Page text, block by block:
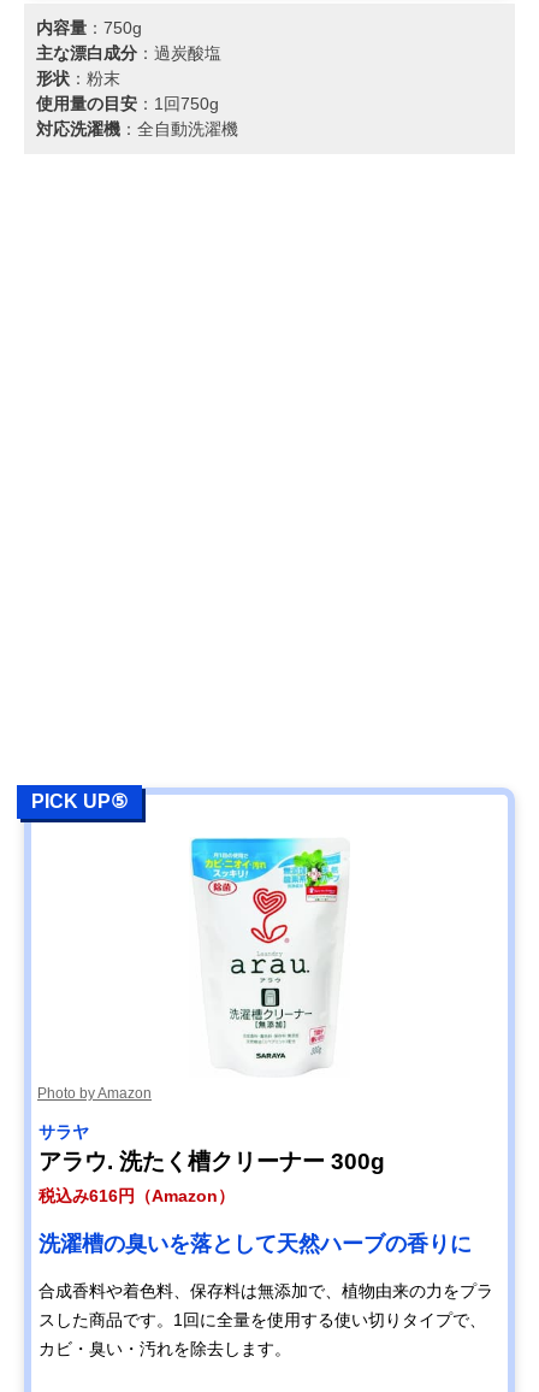
内容量 ：750g
主な漂白成分 ：過炭酸塩
形状 ：粉末
使用量の目安 ：1回750g
対応洗濯機 ：全自動洗濯機
PICK UP⑤
Photo by Amazon
サラヤ
アラウ. 洗たく槽クリーナー 300g
税込み616円（Amazon）
洗濯槽の臭いを落として天然ハーブの香りに
合成香料や着色料、保存料は無添加で、植物由来の力をプラ
スした商品です。1回に全量を使用する使い切りタイプで、
カビ・臭い・汚れを除去します。